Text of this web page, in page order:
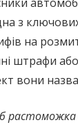
з
на
штрафи
вони
растоможка